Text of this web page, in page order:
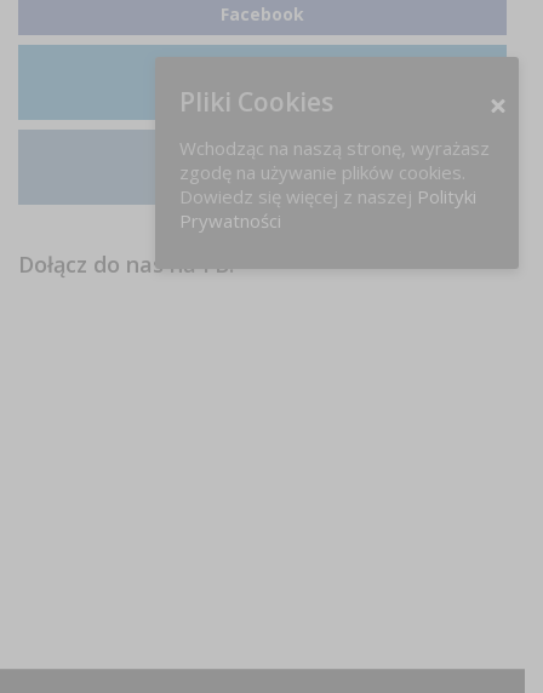
Facebook
LinkedIn
Instagram
Dołącz do nas na FB!
Pliki Cookies
Wchodząc na naszą stronę, wyrażasz
zgodę na używanie plików cookies.
Dowiedz się więcej z naszej Polityki
Prywatności